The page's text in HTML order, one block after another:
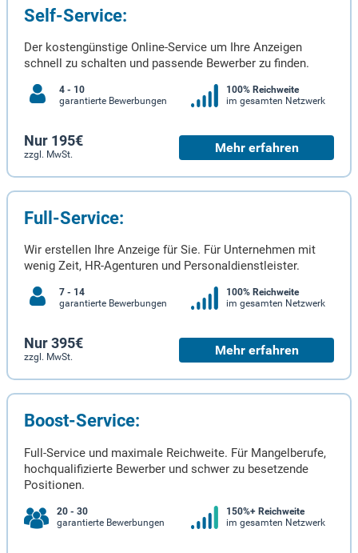
Self-Service:
Der kostengünstige Online-Service um Ihre Anzeigen
schnell zu schalten und passende Bewerber zu finden.
4 - 10
garantierte Bewerbungen
100% Reichweite
im gesamten Netzwerk
Nur 195€
zzgl. MwSt. Mehr erfahren
Full-Service:
Wir erstellen Ihre Anzeige für Sie. Für Unternehmen mit
wenig Zeit, HR-Agenturen und Personaldienstleister.
7 - 14
garantierte Bewerbungen
100% Reichweite
im gesamten Netzwerk
Nur 395€
zzgl. MwSt. Mehr erfahren
Boost-Service:
Full-Service und maximale Reichweite. Für Mangelberufe,
hochqualifizierte Bewerber und schwer zu besetzende
Positionen.
20 - 30
garantierte Bewerbungen
150%+ Reichweite
im gesamten Netzwerk